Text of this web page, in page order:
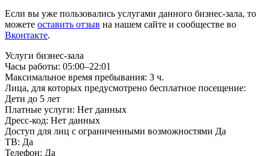
Если вы уже пользовались услугами данного бизнес-зала, то
можете оставить отзыв на нашем сайте и сообществе во
Вконтакте.
Услуги бизнес-зала
Часы работы: 05:00–22:01
Максимальное время пребывания: 3 ч.
Лица, для которых предусмотрено бесплатное посещение:
Дети до 5 лет
Платные услуги: Нет данных
Дресс-код: Нет данных
Доступ для лиц с ограниченными возможностями Да
ТВ: Да
Телефон: Да